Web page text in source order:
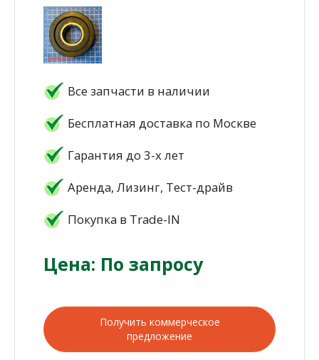
Все запчасти в наличии
Бесплатная доставка по Москве
Гарантия до 3-х лет
Аренда, Лизинг, Тест-драйв
Покупка в Trade-IN
Цена: По запросу
Получить коммерческое
предложение